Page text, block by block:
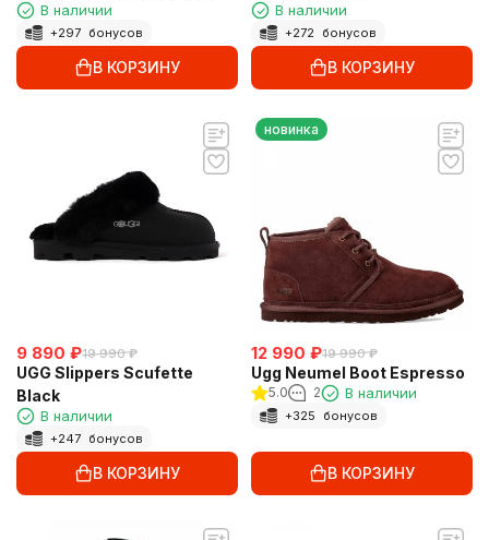
Boots Chestnut
В наличии
+297 бонусов
В КОРЗИНУ
В наличии
+272 бонусов
В КОРЗИНУ
9 890 ₽19 990 ₽
UGG Slippers Scufette
Black
В наличии
+247 бонусов
В КОРЗИНУ
новинка
12 990 ₽19 990 ₽
Ugg Neumel Boot Espresso
5.0 2 В наличии
+325 бонусов
В КОРЗИНУ